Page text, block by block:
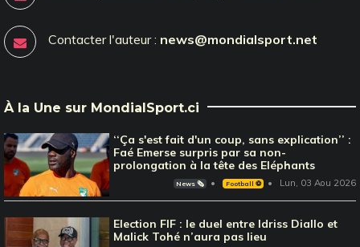
Contacter l'auteur : news@mondialsport.net
À la Une sur MondialSport.ci
‘‘Ça s'est fait d'un coup, sans explication’’ :
Faé Emerse surpris par sa non-
prolongation à la tête des Eléphants
News 🗞️ Football ⚽️ Lun, 03 Aou 2026
Election FIF : le duel entre Idriss Diallo et
Malick Tohé n’aura pas lieu